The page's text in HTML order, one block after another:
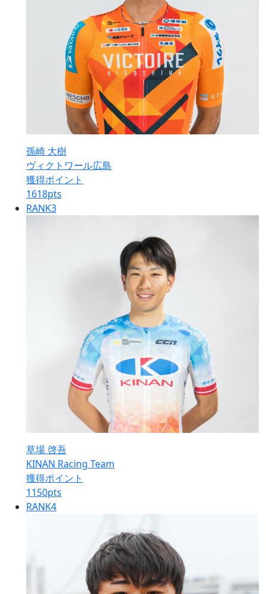
孫崎 大樹
ヴィクトワール広島
獲得ポイント
1618pts
RANK3
草場 啓吾
KINAN Racing Team
獲得ポイント
1150pts
RANK4